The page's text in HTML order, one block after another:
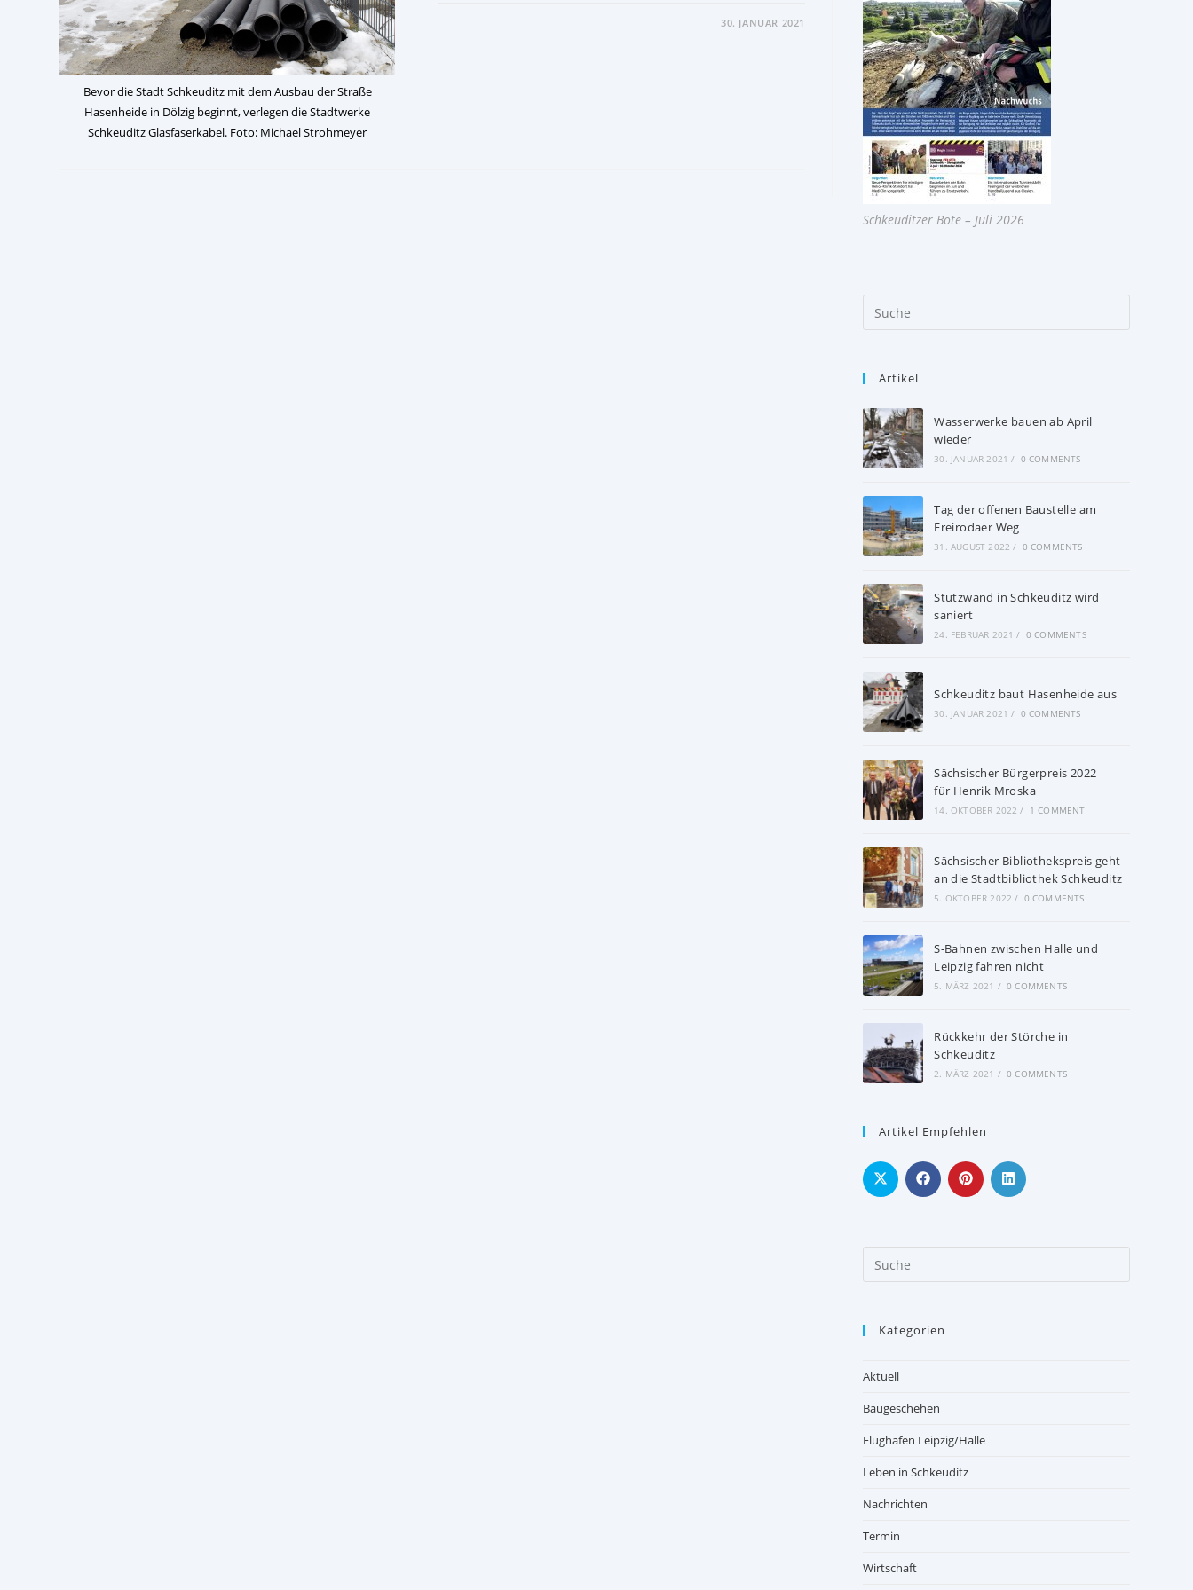
Bevor die Stadt Schkeuditz mit dem Ausbau der Straße
Hasenheide in Dölzig beginnt, verlegen die Stadtwerke
Schkeuditz Glasfaserkabel. Foto: Michael Strohmeyer
30. JANUAR 2021
Schkeuditzer Bote – Juli 2026
Artikel
Wasserwerke bauen ab April
wieder
30. JANUAR 2021 / 0 COMMENTS
Tag der offenen Baustelle am
Freirodaer Weg
31. AUGUST 2022 / 0 COMMENTS
Stützwand in Schkeuditz wird
saniert
24. FEBRUAR 2021 / 0 COMMENTS
Schkeuditz baut Hasenheide aus
30. JANUAR 2021 / 0 COMMENTS
Sächsischer Bürgerpreis 2022
für Henrik Mroska
14. OKTOBER 2022 / 1 COMMENT
Sächsischer Bibliothekspreis geht
an die Stadtbibliothek Schkeuditz
5. OKTOBER 2022 / 0 COMMENTS
S-Bahnen zwischen Halle und
Leipzig fahren nicht
5. MÄRZ 2021 / 0 COMMENTS
Rückkehr der Störche in
Schkeuditz
2. MÄRZ 2021 / 0 COMMENTS
Artikel Empfehlen
Kategorien
Aktuell
Baugeschehen
Flughafen Leipzig/Halle
Leben in Schkeuditz
Nachrichten
Termin
Wirtschaft